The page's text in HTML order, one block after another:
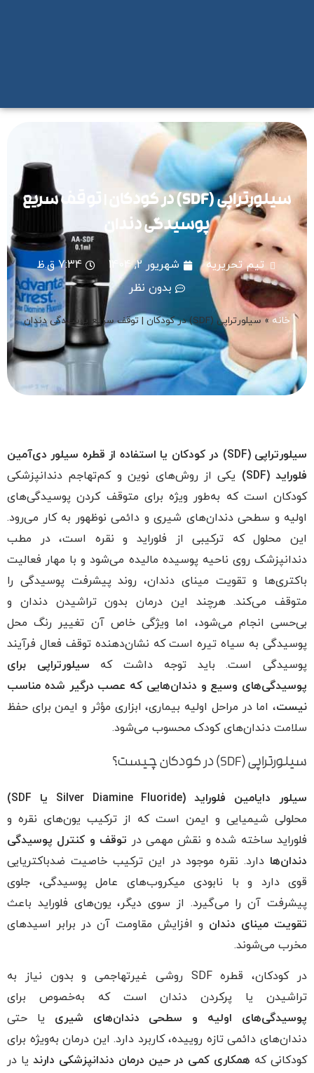
سیلورتراپی (SDF) در کودکان | توقف سریع
پوسیدگی دندان
تیم تحریریه شهریور 2, 1404
7:34 ق.ظ
بدون نظر
خانه»سیلورتراپی (SDF) در کودکان | توقف سریع پوسیدگی دندان
سیلورتراپی (SDF) در کودکان یا استفاده از قطره سیلور دی‌آمین
فلوراید (SDF)
یکی از روش‌های نوین و کم‌تهاجم دندانپزشکی
کودکان است که به‌طور ویژه برای متوقف کردن پوسیدگی‌های
اولیه و سطحی دندان‌های شیری و دائمی نوظهور به کار می‌رود.
این محلول که ترکیبی از فلوراید و نقره است، در مطب
دندانپزشک روی ناحیه پوسیده مالیده می‌شود و با مهار فعالیت
باکتری‌ها و تقویت مینای دندان، روند پیشرفت پوسیدگی را
متوقف می‌کند. هرچند این درمان بدون تراشیدن دندان و
بی‌حسی انجام می‌شود، اما ویژگی خاص آن تغییر رنگ محل
پوسیدگی به سیاه تیره است که نشان‌دهنده توقف فعال فرآیند
پوسیدگی است. باید توجه داشت که سیلورتراپی برای
پوسیدگی‌های وسیع و دندان‌هایی که عصب درگیر شده مناسب
نیست، اما در مراحل اولیه بیماری، ابزاری مؤثر و ایمن برای حفظ
سلامت دندان‌های کودک محسوب می‌شود.
سیلورتراپی (SDF) در کودکان چیست؟
سیلور دایامین فلوراید (Silver Diamine Fluoride یا SDF)
محلولی شیمیایی و ایمن است که از ترکیب یون‌های نقره و
فلوراید ساخته شده و نقش مهمی در توقف و کنترل پوسیدگی
دندان‌ها دارد. نقره موجود در این ترکیب خاصیت ضدباکتریایی
قوی دارد و با نابودی میکروب‌های عامل پوسیدگی، جلوی
پیشرفت آن را می‌گیرد. از سوی دیگر، یون‌های فلوراید باعث
تقویت مینای دندان و افزایش مقاومت آن در برابر اسیدهای
مخرب می‌شوند.
در کودکان، قطره SDF روشی غیرتهاجمی و بدون نیاز به
تراشیدن یا پرکردن دندان است که به‌خصوص برای
پوسیدگی‌های اولیه و سطحی دندان‌های شیری یا حتی
دندان‌های دائمی تازه روییده، کاربرد دارد. این درمان به‌ویژه برای
کودکانی که همکاری کمی در حین درمان دندانپزشکی دارند یا در